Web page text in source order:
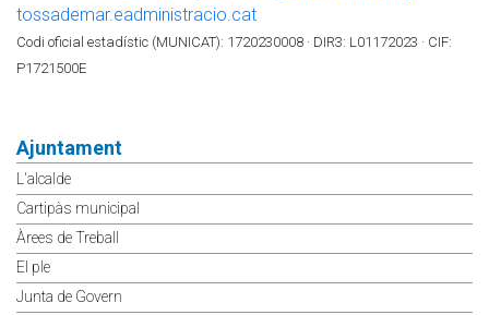
tossademar.eadministracio.cat
Codi oficial estadístic (MUNICAT): 1720230008 · DIR3: L01172023 · CIF:
P1721500E
Ajuntament
L'alcalde
Cartipàs municipal
Àrees de Treball
El ple
Junta de Govern